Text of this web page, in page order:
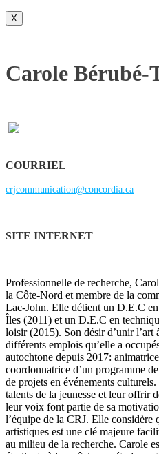
X
Carole
COURRIEL
crjcommunication@concordia.ca
SITE INTERNET
Professionnelle de recherche,
la Côte-Nord et membre de la
Lac-John. Elle détient un D.E.C
Îles (2011) et un D.E.C en
loisir (2015). Son désir d’unir l’art
différents emplois qu’elle a
autochtone depuis 2017:
coordonnatrice d’un programme
de projets en événements
talents de la jeunesse et leur offrir
leur voix font partie de sa
l’équipe de la CRJ. Elle considère
artistiques est une clé majeure
au milieu de la recherche. Carole